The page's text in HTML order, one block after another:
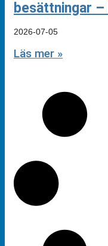
besättningar
2026-07-05
Läs mer »